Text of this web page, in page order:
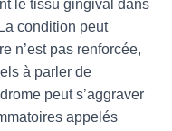
le tissu gingival dans
condition peut
n’est pas renforcée,
à parler de
peut s’aggraver
appelés